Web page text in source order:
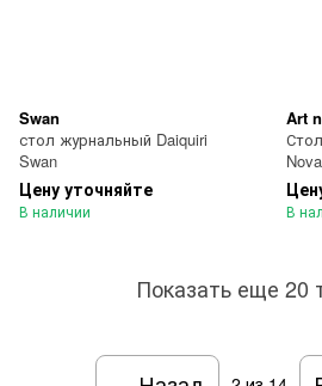
Swan
стол журнальный Daiquiri
Swan
Цену уточняйте
В наличии
Art
Nova
В
Показать еще 20